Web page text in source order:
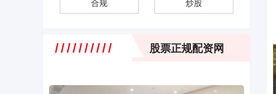
合规 炒股
股票正规配资网